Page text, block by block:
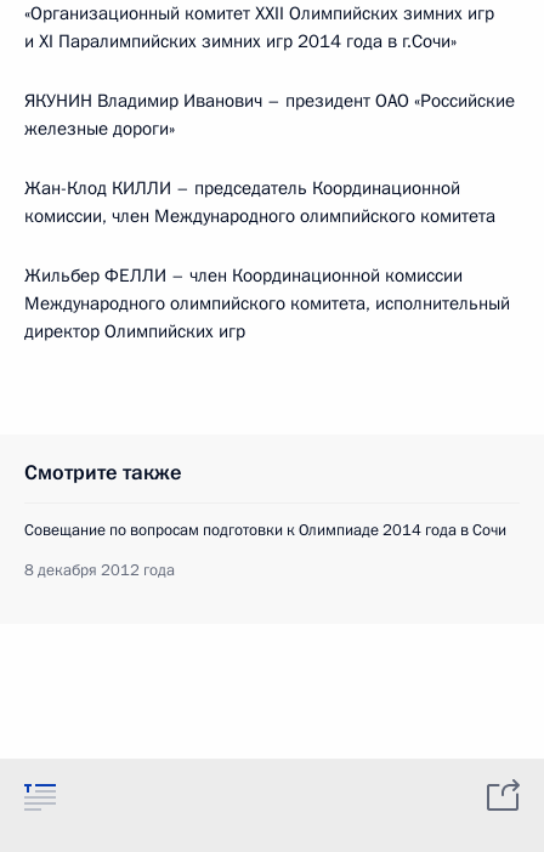
«Организационный комитет XXII Олимпийских зимних игр
и XI Паралимпийских зимних игр 2014 года в г.Сочи»
ЯКУНИН Владимир Иванович – президент ОАО «Российские
железные дороги»
Жан-Клод КИЛЛИ – председатель Координационной
комиссии, член Международного олимпийского комитета
Жильбер ФЕЛЛИ – член Координационной комиссии
Международного олимпийского комитета, исполнительный
директор Олимпийских игр
Смотрите также
Совещание по вопросам подготовки к Олимпиаде 2014 года в Сочи
8 декабря 2012 года